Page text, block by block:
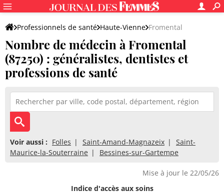
Professionnels de santé Haute-Vienne Fromental
Nombre de médecin à Fromental
(87250) : généralistes, dentistes et
professions de santé
Voir aussi : Folles Saint-Amand-Magnazeix
Saint-
Maurice-la-Souterraine
Bessines-sur-Gartempe
Mise à jour le 22/05/26
Indice d'accès aux soins